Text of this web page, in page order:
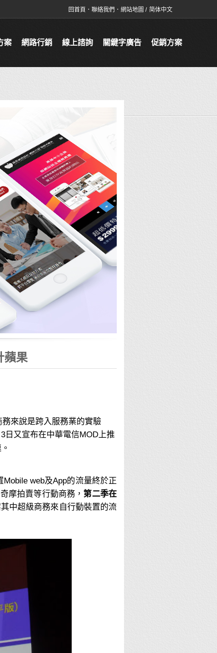
简体中文
網站地圖 /
聯絡我們 ．
回首頁 ．
案 網路行銷 線上諮詢 關鍵字廣告 促銷方案
蘋果
來說是跨入服務業的實驗
日又宣布在中華電信MOD上推
web及App的流量終於正
摩拍賣等行動商務，第二季在
其中超級商務來自行動裝置的流